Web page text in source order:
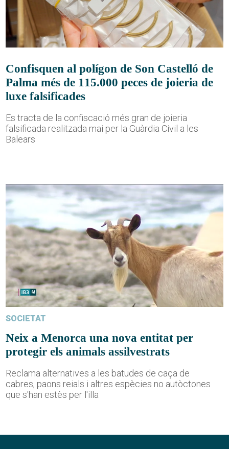
Confisquen al polígon de Son Castelló de
Palma més de 115.000 peces de joieria de
luxe falsificades
Es tracta de la confiscació més gran de joieria
falsificada realitzada mai per la Guàrdia Civil a les
Balears
SOCIETAT
Neix a Menorca una nova entitat per
protegir els animals assilvestrats
Reclama alternatives a les batudes de caça de
cabres, paons reials i altres espècies no autòctones
que s'han estès per l'illa